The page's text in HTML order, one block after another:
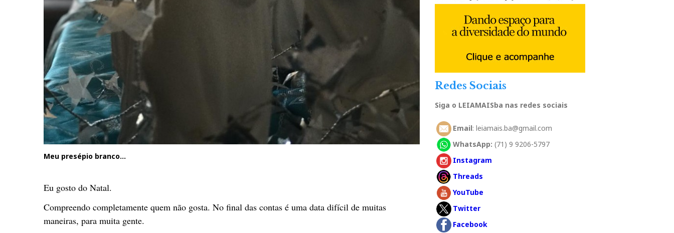
Meu presépio branco...
Eu gosto do Natal.
Compreendo completamente quem não gosta. No final das contas é uma data difícil de muitas
maneiras, para muita gente.
Redes Sociais
Siga o LEIAMAISba nas redes sociais
Email: leiamais.ba@gmail.com
WhatsApp: (71) 9 9206-5797
Instagram
Threads
YouTube
Twitter
Facebook